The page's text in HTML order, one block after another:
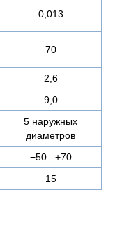
0,013
70
2,6
9,0
5 наружных
диаметров
−50...+70
15